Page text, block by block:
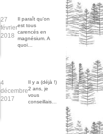
27
février
2018
Il paraît qu'on
est tous
carencés en
magnésium. A
quoi…
4
décembre
2017
Il y a (déjà !)
2 ans, je
vous
conseillais…